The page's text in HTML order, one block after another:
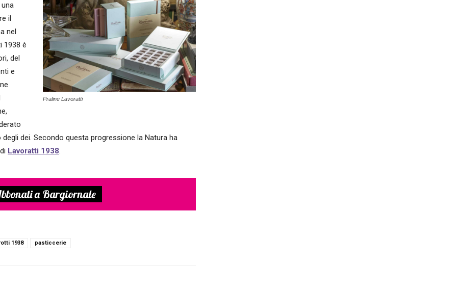
Praline Lavoratti
il
nel
1938 è
del
e
dei. Secondo questa progressione la Natura ha
Lavoratti 1938.
a Bargiornale
1938 pasticcerie